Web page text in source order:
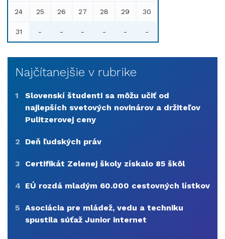
24 25 26 27 28 29 30
31 - - - - - -
Najčítanejšie v rubrike
1
Slovenskí študenti sa môžu učiť od
najlepších svetových novinárov a držiteľov
Pulitzerovej ceny
2 Deň ľudských práv
3 Certifikát Zelenej školy získalo 85 škôl
4 EÚ rozdá mladým 60.000 cestovných lístkov
5 Asociácia pre mládež, vedu a techniku
spustila súťaž Junior internet